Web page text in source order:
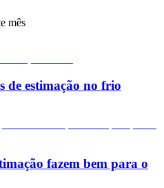
mês
de estimação no frio
fazem bem para o